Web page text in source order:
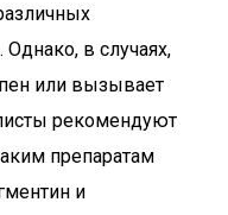
в случаях,
или вызывает
рекомендуют
препаратам
и